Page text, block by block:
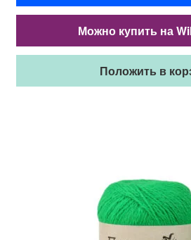
Можно купить на
Положить в